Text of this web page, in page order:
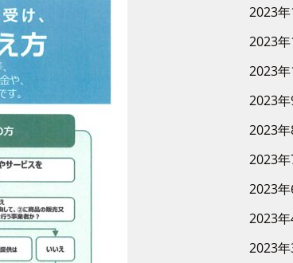
2023年
2023年
2023年
2023年
2023年
2023年
2023年
2023年
2023年